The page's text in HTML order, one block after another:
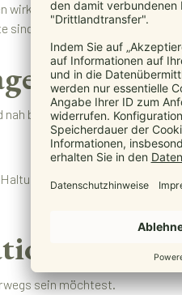
wirken modern, klar und
sind dafür gemacht, dich nicht
gut
nah bei dir ist. Es soll auch
deines Kindes und
lohnt
sein möchtest.